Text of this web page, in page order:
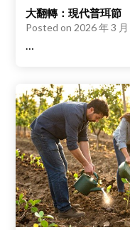
大翻轉：現代普珥節
Posted on 2026 年 3 月
…